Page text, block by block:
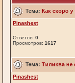
Тема: Как скоро
Pinashest
Ответов: 0
Просмотров: 1617
Тема: Тиликва не
Pinashest